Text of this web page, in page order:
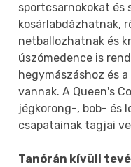
sportcsarnokokat és
kosárlabdázhatnak,
netballozhatnak és
úszómedence is
hegymászáshoz és
vannak. A Queen's
jégkorong-, bob- és
csapatainak tagjai
Tanórán kívüli